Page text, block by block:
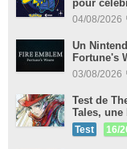
pour
04/08/2026
Un
Fortune's
03/08/2026
Test de
Tales, une
Test 16/